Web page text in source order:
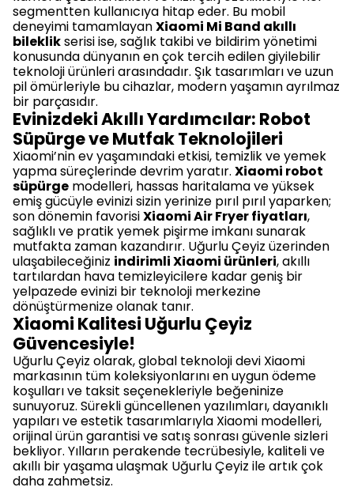
segmentten kullanıcıya hitap eder. Bu mobil
deneyimi tamamlayanXiaomi Mi Band akıllı
bileklikserisi ise, sağlık takibi ve bildirim yönetimi
konusunda dünyanın en çok tercih edilen giyilebilir
teknoloji ürünleri arasındadır. Şık tasarımları ve uzun
pil ömürleriyle bu cihazlar, modern yaşamın ayrılmaz
bir parçasıdır.
Evinizdeki Akıllı Yardımcılar: Robot
Süpürge ve Mutfak Teknolojileri
Xiaomi’nin ev yaşamındaki etkisi, temizlik ve yemek
yapma süreçlerinde devrim yaratır. Xiaomi robot
süpürge modelleri, hassas haritalama ve yüksek
emiş gücüyle evinizi sizin yerinize pırıl pırıl yaparken;
son dönemin favorisiXiaomi Air Fryer fiyatları,
sağlıklı ve pratik yemek pişirme imkanı sunarak
mutfakta zaman kazandırır. Uğurlu Çeyiz üzerinden
ulaşabileceğiniz indirimli Xiaomi ürünleri, akıllı
tartılardan hava temizleyicilere kadar geniş bir
yelpazede evinizi bir teknoloji merkezine
dönüştürmenize olanak tanır.
Xiaomi Kalitesi Uğurlu Çeyiz
Güvencesiyle!
Uğurlu Çeyiz olarak, global teknoloji devi Xiaomi
markasının tüm koleksiyonlarını en uygun ödeme
koşulları ve taksit seçenekleriyle beğeninize
sunuyoruz. Sürekli güncellenen yazılımları, dayanıklı
yapıları ve estetik tasarımlarıyla Xiaomi modelleri,
orijinal ürün garantisi ve satış sonrası güvenle sizleri
bekliyor. Yılların perakende tecrübesiyle, kaliteli ve
akıllı bir yaşama ulaşmak Uğurlu Çeyiz ile artık çok
daha zahmetsiz.